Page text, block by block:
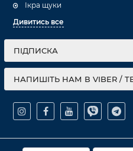
Ікра щуки
Дивитись все
ПІДПИСКА
НАПИШІТЬ НАМ В VIBER /